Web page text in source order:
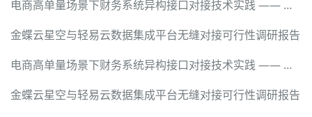
电商高单量场景下财务系统异构接口对接技术实践 —— 基于轻易云数据集成平台的全链路解决方案
金蝶云星空与轻易云数据集成平台无缝对接可行性调研报告
电商高单量场景下财务系统异构接口对接技术实践 —— 基于轻易云数据集成平台的全链路解决方案
金蝶云星空与轻易云数据集成平台无缝对接可行性调研报告